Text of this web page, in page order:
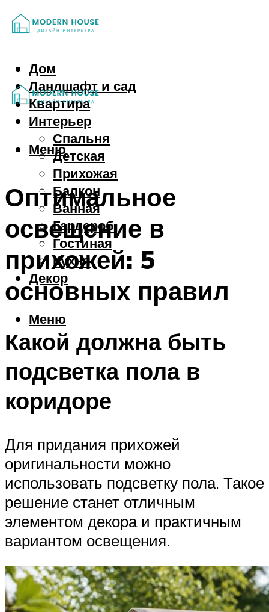
Дом
Ландшафт и сад
Квартира
Интерьер
Спальня
Детская
Прихожая
Балкон
Ванная
Гардероб
Гостиная
Кухня
Декор
Меню
Меню
Оптимальное
освещение в
прихожей: 5
основных правил
Какой должна быть
подсветка пола в
коридоре
Для придания прихожей
оригинальности можно
использовать подсветку пола. Такое
решение станет отличным
элементом декора и практичным
вариантом освещения.